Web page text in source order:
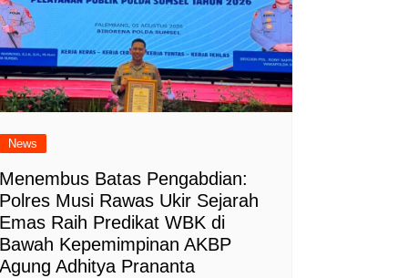
News
Batas Pengabdian:
Musi Rawas Ukir Sejarah
Raih Predikat WBK di
Kepemimpinan AKBP
Adhitya Prananta